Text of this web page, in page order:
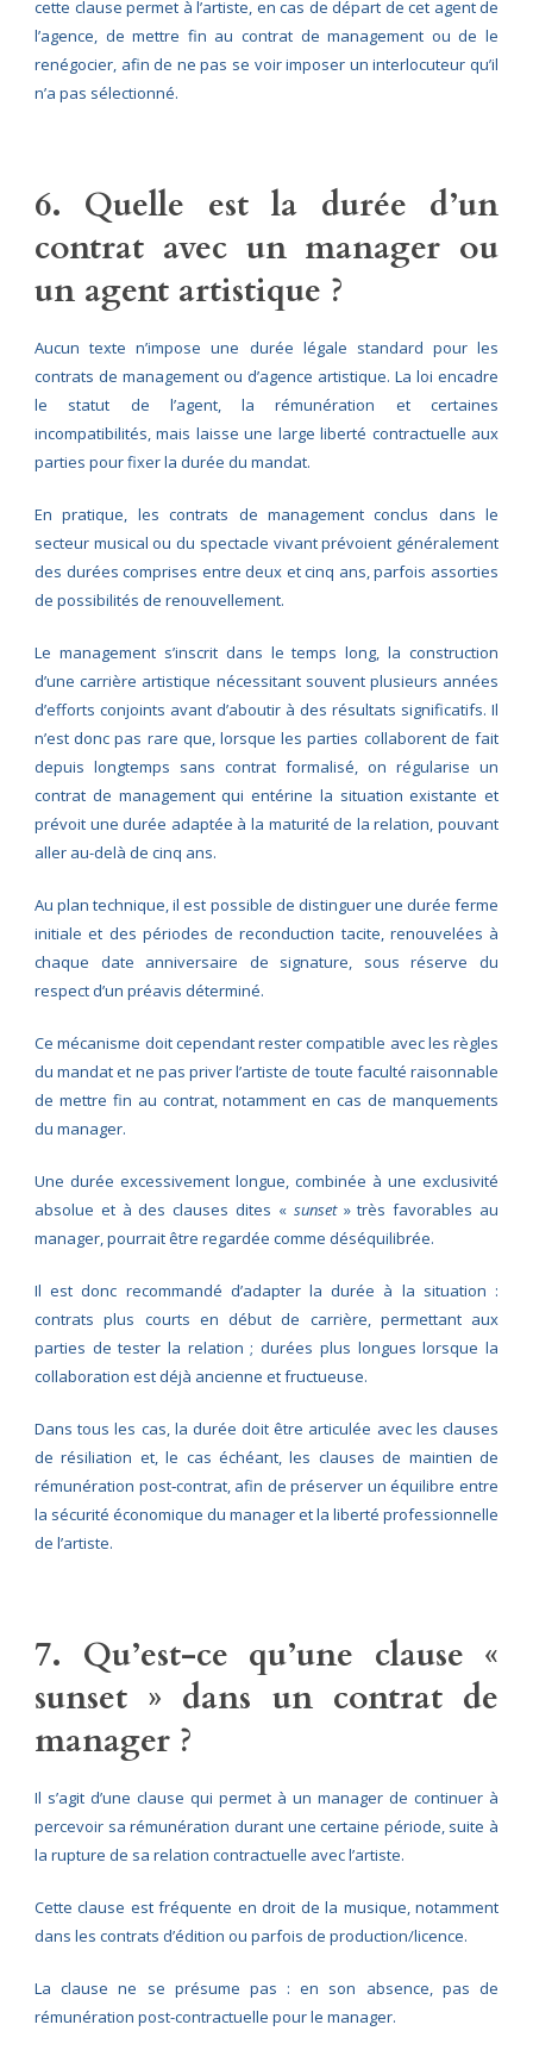
cette clause permet à l’artiste, en cas de départ de cet agent de
l’agence, de mettre fin au contrat de management ou de le
renégocier, afin de ne pas se voir imposer un interlocuteur qu’il
n’a pas sélectionné.
6. Quelle est la durée d’un
contrat avec un manager ou
un agent artistique ?
Aucun texte n’impose une durée légale standard pour les
contrats de management ou d’agence artistique. La loi encadre
le statut de l’agent, la rémunération et certaines
incompatibilités, mais laisse une large liberté contractuelle aux
parties pour fixer la durée du mandat.
En pratique, les contrats de management conclus dans le
secteur musical ou du spectacle vivant prévoient généralement
des durées comprises entre deux et cinq ans, parfois assorties
de possibilités de renouvellement.
Le management s’inscrit dans le temps long, la construction
d’une carrière artistique nécessitant souvent plusieurs années
d’efforts conjoints avant d’aboutir à des résultats significatifs. Il
n’est donc pas rare que, lorsque les parties collaborent de fait
depuis longtemps sans contrat formalisé, on régularise un
contrat de management qui entérine la situation existante et
prévoit une durée adaptée à la maturité de la relation, pouvant
aller au-delà de cinq ans.
Au plan technique, il est possible de distinguer une durée ferme
initiale et des périodes de reconduction tacite, renouvelées à
chaque date anniversaire de signature, sous réserve du
respect d’un préavis déterminé.
Ce mécanisme doit cependant rester compatible avec les règles
du mandat et ne pas priver l’artiste de toute faculté raisonnable
de mettre fin au contrat, notamment en cas de manquements
du manager.
Une durée excessivement longue, combinée à une exclusivité
absolue et à des clauses dites « sunset» très favorables au
manager, pourrait être regardée comme déséquilibrée.
Il est donc recommandé d’adapter la durée à la situation :
contrats plus courts en début de carrière, permettant aux
parties de tester la relation ; durées plus longues lorsque la
collaboration est déjà ancienne et fructueuse.
Dans tous les cas, la durée doit être articulée avec les clauses
de résiliation et, le cas échéant, les clauses de maintien de
rémunération post‑contrat, afin de préserver un équilibre entre
la sécurité économique du manager et la liberté professionnelle
de l’artiste.
7. Qu’est-ce qu’une clause «
sunset » dans un contrat de
manager ?
Il s’agit d’une clause qui permet à un manager de continuer à
percevoir sa rémunération durant une certaine période, suite à
la rupture de sa relation contractuelle avec l’artiste.
Cette clause est fréquente en droit de la musique, notamment
dans les contrats d’édition ou parfois de production/licence.
La clause ne se présume pas : en son absence, pas de
rémunération post-contractuelle pour le manager.